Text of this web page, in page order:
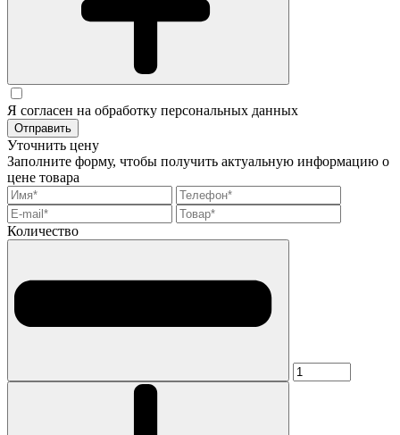
Я согласен на обработку персональных данных
Отправить
Уточнить цену
Заполните форму, чтобы получить актуальную информацию о
цене товара
Количество